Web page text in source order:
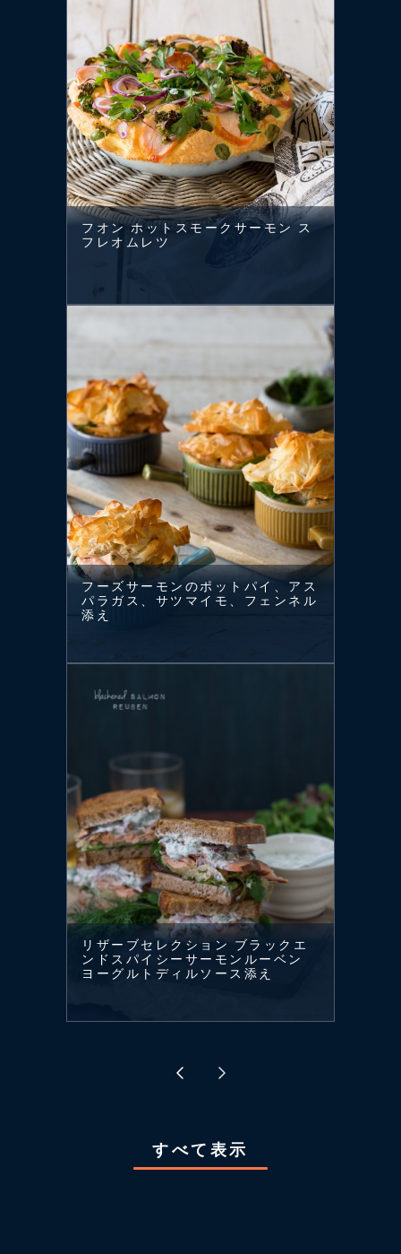
フオン ホットスモークサーモン ス
フレオムレツ
フーズサーモンのポットパイ、アス
パラガス、サツマイモ、フェンネル
添え
リザーブセレクション ブラックエ
ンドスパイシーサーモンルーベン
ヨーグルトディルソース添え
すべて表示